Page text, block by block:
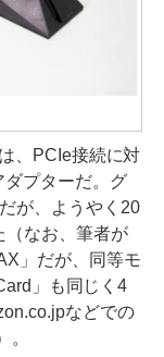
、PCIe接続に対
プターだ。グ
が、ようやく20
（なお、筆者が
」だが、同等モ
」も同じく4
などでの